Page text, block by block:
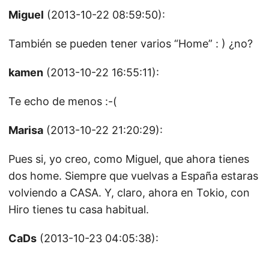
Miguel (2013-10-22 08:59:50):
También se pueden tener varios “Home” : ) ¿no?
kamen (2013-10-22 16:55:11):
Te echo de menos :-(
Marisa (2013-10-22 21:20:29):
Pues si, yo creo, como Miguel, que ahora tienes
dos home. Siempre que vuelvas a España estaras
volviendo a CASA. Y, claro, ahora en Tokio, con
Hiro tienes tu casa habitual.
CaDs (2013-10-23 04:05:38):